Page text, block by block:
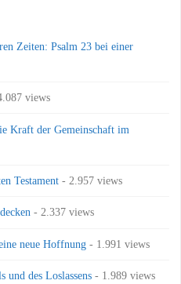
Zeiten: Psalm 23 bei einer
views
Kraft der Gemeinschaft im
Testament - 2.957 views
- 2.337 views
neue Hoffnung - 1.991 views
und des Loslassens - 1.989 views